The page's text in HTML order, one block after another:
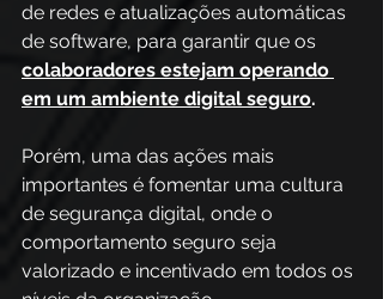
de redes e atualizações automáticas
de software, para garantir que os
colaboradores estejam operando
em um ambiente digital seguro.
Porém, uma das ações mais
importantes é fomentar uma cultura
de segurança digital, onde o
comportamento seguro seja
valorizado e incentivado em todos os